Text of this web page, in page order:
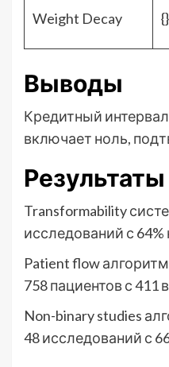
Weight Decay
Выводы
Кредитный интервал
включает ноль,
Результаты
Transformability
исследований с 64%
Patient flow
758 пациентов с 411
Non-binary studies
48 исследований с